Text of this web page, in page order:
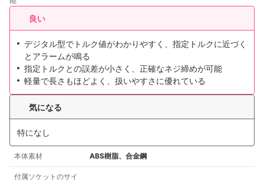
良い
デジタル型でトルク値がわかりやすく、指定トルクに近づく
とアラームが鳴る
指定トルクとの誤差が小さく、正確なネジ締めが可能
軽量で長さもほどよく、扱いやすさに優れている
気になる
特になし
本体素材 ABS樹脂、合金鋼
付属ソケットのサイ